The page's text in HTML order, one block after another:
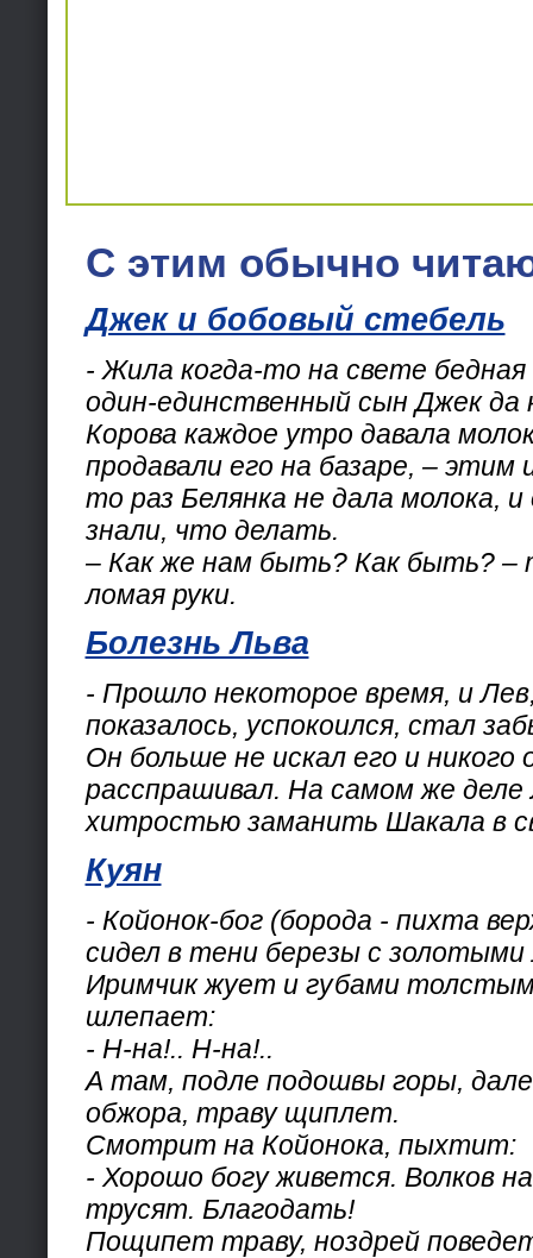
С этим обычно
Джек и бобовый стебель
- Жила когда-то на свете бедная
один-единственный сын Джек да
Корова каждое утро давала
продавали его на базаре, – этим
то раз Белянка не дала молока,
знали, что делать.
– Как же нам быть? Как быть? –
ломая руки.
Болезнь Льва
- Прошло некоторое время, и
показалось, успокоился, стал
Он больше не искал его и никого
расспрашивал. На самом же
хитростью заманить Шакала в
Куян
- Койонок-бог (борода - пихта
сидел в тени березы с
Иримчик жует и губами
шлепает:
- Н-на!.. Н-на!..
А там, подле подошвы горы,
обжора, траву щиплет.
Смотрит на Койонока, пыхтит:
- Хорошо богу живется. Волков
трусят. Благодать!
Пощипет траву, ноздрей